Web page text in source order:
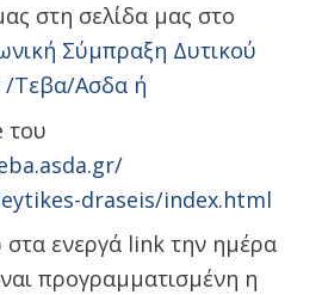
στη σελίδα μας στο
Σύμπραξη Δυτικού
Τεβα/Ασδα ή
του
draseis/index.html
ενεργά link την ημέρα
προγραμματισμένη η